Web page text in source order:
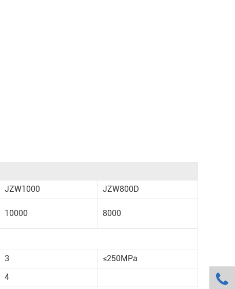
JZW1000 JZW800D
10000 8000
3
≤250MPa
4
